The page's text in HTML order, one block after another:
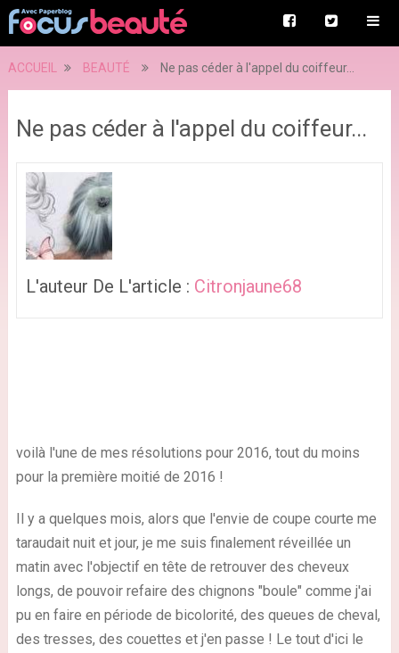
ACCUEIL BEAUTÉ Ne pas céder à l'appel du coiffeur...
Ne pas céder à l'appel du coiffeur...
L'auteur De L'article : Citronjaune68
voilà l'une de mes résolutions pour 2016, tout du moins
pour la première moitié de 2016 !
Il y a quelques mois, alors que l'envie de coupe courte me
taraudait nuit et jour, je me suis finalement réveillée un
matin avec l'objectif en tête de retrouver des cheveux
longs, de pouvoir refaire des chignons "boule" comme j'ai
pu en faire en période de bicolorité, des queues de cheval,
des tresses, des couettes et j'en passe ! Le tout d'ici le